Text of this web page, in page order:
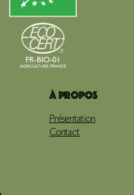
À propos
Présentation
Contact